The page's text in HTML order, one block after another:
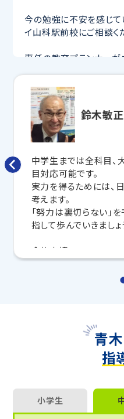
今の勉強に不安を感じ
イ山科駅前校にご相談く
専任の教育プランナー
寧に教えてくれるから、
す！
さらに、授業日以外も利
要科目の対策ができる
します。
トライで一緒に、今ま
う！
マンツーマンの無料体験
こちら
教室長兼教育プランナー
鈴木敏
中学生までは全科目
目対応可能です。
実力を得るためには、
考えます。
「努力は裏切らない」
指して歩んでいきましょ
合格実績
長野高校、国立長野高
篠ノ井高校、長野商業
青
指
小学生